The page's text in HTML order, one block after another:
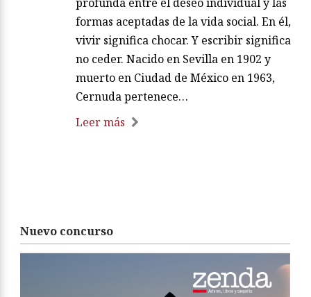
formas aceptadas de la vida social. En él,
vivir significa chocar. Y escribir significa
no ceder. Nacido en Sevilla en 1902 y
muerto en Ciudad de México en 1963,
Cernuda pertenece…
Leer más
Nuevo concurso